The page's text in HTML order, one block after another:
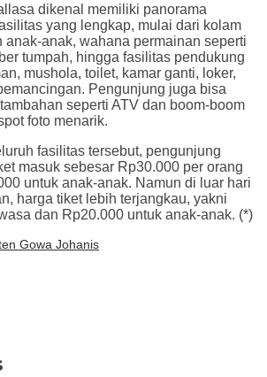
dikenal memiliki panorama
yang lengkap, mulai dari kolam
anak-anak, wahana permainan seperti
tumpah, hingga fasilitas pendukung
mushola, toilet, kamar ganti, loker,
Pengunjung juga bisa
seperti ATV dan boom-boom
foto menarik.
fasilitas tersebut, pengunjung
masuk sebesar Rp30.000 per orang
untuk anak-anak. Namun di luar hari
harga tiket lebih terjangkau, yakni
dan Rp20.000 untuk anak-anak. (*)
Gowa Johanis